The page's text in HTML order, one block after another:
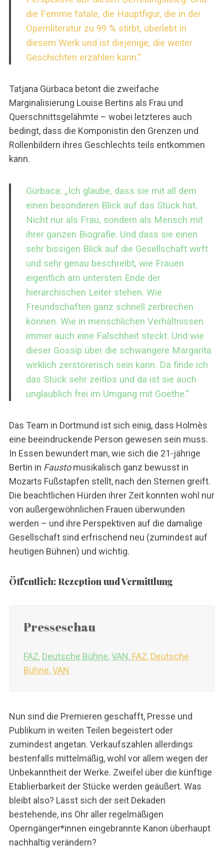
die Femme fatale, die Hauptfigur, die in der
Opernliteratur zu 99 % stirbt, überlebt in
diesem Werk und ist diejenige, die weiter
Geschichten erzählen kann.“
Tatjana Gürbaca betont die zweifache
Marginalisierung Louise Bertins als Frau und
Querschnittsgelähmte – wobei letzteres auch
bedingt, dass die Komponistin den Grenzen und
Rollenbildern ihres Geschlechts teils entkommen
kann.
Gürbaca: „Ich glaube, dass sie mit all dem
einen besonderen Blick auf das Stück hat.
Nicht nur als Frau, sondern als Mensch mit
ihrer ganzen Biografie. Und dass sie einen
sehr bissigen Blick auf die Gesellschaft wirft
und sehr genau beschreibt, wie Frauen
eigentlich am untersten Ende der
hierarchischen Leiter stehen. Wie
Freundschaften ganz schnell zerbrechen
können. Wie in menschlichen Verhältnissen
immer auch eine Falschheit steckt. Und wie
dieser Gossip über die schwangere Margarita
wirklich zerstörerisch sein kann. Da finde ich
das Stück sehr zeitlos und da ist sie auch
unglaublich frei im Umgang mit Goethe.“
Das Team in Dortmund ist sich einig, dass Holmès
eine beeindruckende Person gewesen sein muss.
In Essen bewundert man, wie sich die 21-jährige
Bertin in Faustomusikalisch ganz bewusst in
Mozarts Fußstapfen stellt, nach den Sternen greift.
Die beachtlichen Hürden ihrer Zeit konnten wohl nur
von außergewöhnlichen Frauen überwunden
werden – und ihre Perspektiven auf die damalige
Gesellschaft sind erfrischend neu (zumindest auf
heutigen Bühnen) und wichtig.
Öffentlich: Rezeption und Vermittlung
Presseschau
FAZ, Deutsche Bühne,VAN, FAZ, Deutsche
Bühne,VAN
Nun sind die Premieren geschafft, Presse und
Publikum in weiten Teilen begeistert oder
zumindest angetan. Verkaufszahlen allerdings
bestenfalls mittelmäßig, wohl vor allem wegen der
Unbekanntheit der Werke. Zweifel über die künftige
Etablierbarkeit der Stücke werden geäußert. Was
bleibt also? Lässt sich der seit Dekaden
bestehende, ins Ohr aller regelmäßigen
Operngänger*innen eingebrannte Kanon überhaupt
nachhaltig verändern?